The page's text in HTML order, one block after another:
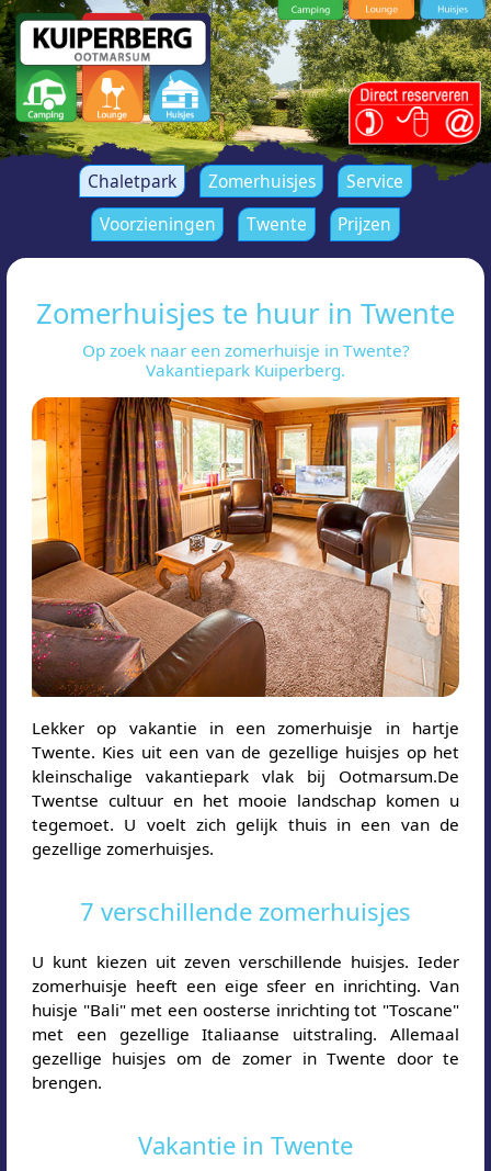
Chaletpark Zomerhuisjes
Service
Voorzieningen
Twente Prijzen
Zomerhuisjes te huur in Twente
Op zoek naar een zomerhuisje in Twente?
Vakantiepark Kuiperberg.
Lekker op vakantie in een zomerhuisje in hartje
Twente. Kies uit een van de gezellige huisjes op het
kleinschalige vakantiepark vlak bij Ootmarsum.De
Twentse cultuur en het mooie landschap komen u
tegemoet. U voelt zich gelijk thuis in een van de
gezellige zomerhuisjes.
7 verschillende zomerhuisjes
U kunt kiezen uit zeven verschillende huisjes. Ieder
zomerhuisje heeft een eige sfeer en inrichting. Van
huisje "Bali" met een oosterse inrichting tot "Toscane"
met een gezellige Italiaanse uitstraling. Allemaal
gezellige huisjes om de zomer in Twente door te
brengen.
Vakantie in Twente